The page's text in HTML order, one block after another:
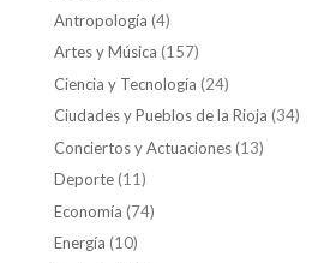
Antropología (4)
Artes y Música (157)
Ciencia y Tecnología (24)
Ciudades y Pueblos de la Rioja (34)
Conciertos y Actuaciones(13)
Deporte(11)
Economía (74)
Energía (10)